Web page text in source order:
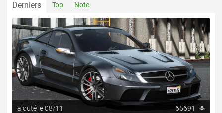
Derniers Top Note
ajouté le 08/11 65691